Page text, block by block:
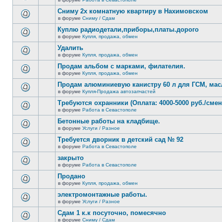
новых
непрочитанных
сообщений.
новых
непрочитанных
сообщений.
новых
непрочитанных
сообщений.
Сниму 2х комнатную квартиру в Нахимовском
в форуме Сниму / Сдам
новых
непрочитанных
сообщений.
Куплю радиодетали,приборы,платы.дорого
в форуме Купля, продажа, обмен
новых
непрочитанных
сообщений.
Удалить
в форуме Купля, продажа, обмен
новых
непрочитанных
сообщений.
Продам альбом с марками, филателия.
в форуме Купля, продажа, обмен
новых
непрочитанных
сообщений.
Продам алюминиевую канистру 60 л для ГСМ,
в форуме Купля-Продажа автозапчастей
новых
непрочитанных
сообщений.
Требуются охранники (Оплата: 4000-5000 руб./
в форуме Работа в Севастополе
новых
непрочитанных
сообщений.
Бетонные работы на кладбище.
в форуме Услуги / Разное
новых
непрочитанных
сообщений.
Требуется дворник в детский сад № 92
в форуме Работа в Севастополе
новых
непрочитанных
сообщений.
закрыто
в форуме Работа в Севастополе
новых
непрочитанных
сообщений.
Продано
в форуме Купля, продажа, обмен
электромонтажные работы.
в форуме Услуги / Разное
Сдам 1 к.к посуточно, помесячно
в форуме Сниму / Сдам